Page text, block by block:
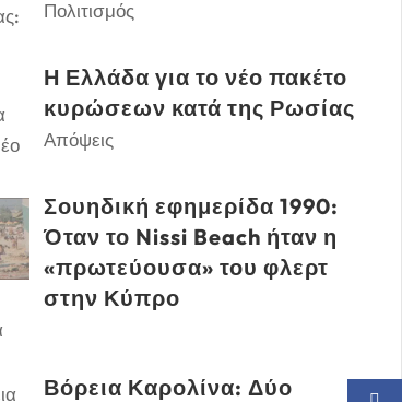
Πολιτισμός
Η Ελλάδα για το νέο πακέτο
κυρώσεων κατά της Ρωσίας
Απόψεις
Σουηδική εφημερίδα 1990:
Όταν το Nissi Beach ήταν η
«πρωτεύουσα» του φλερτ
στην Κύπρο
Βόρεια Καρολίνα: Δύο